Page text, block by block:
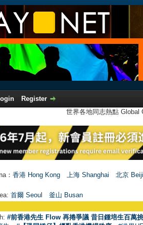
Register
世界各地同志熱點
： 香港 Hong Kong 上海 Shanghai
北京
首爾 Seoul 釜山 Busan
#前香港先生 Flow 再捲爭議 昔日鍾培生百萬